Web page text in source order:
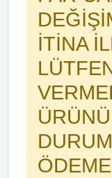
İTİNA